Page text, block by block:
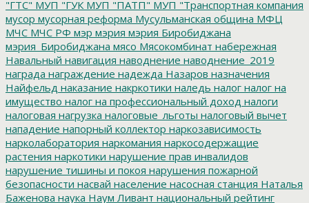
"ГТС" МУП "ГУК МУП "ПАТП" МУП "Транспортная компания
мусор мусорная реформа Мусульманская община МФЦ
МЧС МЧС РФ мэр мэрия мэрия Биробиджана
мэрия_Биробиджана мясо Мясокомбинат набережная
Навальный навигация наводнение наводнение_2019
награда награждение надежда Назаров назначения
Найфельд наказание накркотики наледь налог налог на
имущество налог на профессиональный доход налоги
налоговая нагрузка налоговые_льготы налоговый вычет
нападение напорный коллектор наркозависимость
нарколаборатория наркомания наркосодержащие
растения наркотики нарушение прав инвалидов
нарушение тишины и покоя нарушения пожарной
безопасности насвай население насосная станция Наталья
Баженова наука Наум Ливант национальный рейтинг